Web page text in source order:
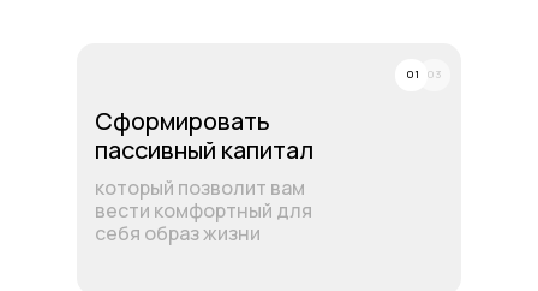
Сформировать
пассивный капитал
03
01
который позволит вам
вести комфортный для
себя образ жизни